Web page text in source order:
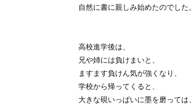
自然に書に親しみ始めたのでした。
高校進学後は、
兄や姉には負けまいと、
ますます負けん気が強くなり、
学校から帰ってくると、
大きな硯いっぱいに墨を磨っては、